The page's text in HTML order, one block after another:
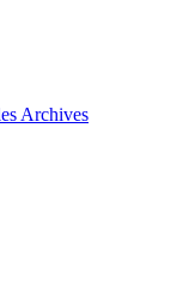
Archives